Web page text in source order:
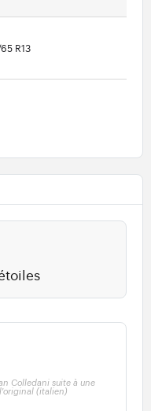
R13
Colledani suite à une
(italien)